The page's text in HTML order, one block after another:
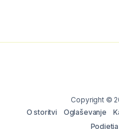
Copyright ©
O storitvi
Oglaševanje
Podjetja